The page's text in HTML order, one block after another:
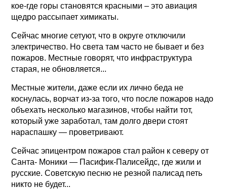
кое-где горы становятся красными – это авиация
щедро рассыпает химикаты.
Сейчас многие сетуют, что в округе отключили
электричество. Но света там часто не бывает и без
пожаров. Местные говорят, что инфраструктура
старая, не обновляется...
Местные жители, даже если их лично беда не
коснулась, ворчат из-за того, что после пожаров надо
объехать несколько магазинов, чтобы найти тот,
который уже заработал, там долго двери стоят
нараспашку — проветривают.
Сейчас эпицентром пожаров стал район к северу от
Санта- Моники — Пасифик-Палисейдс, где жили и
русские. Советскую песню не резной палисад петь
никто не будет...